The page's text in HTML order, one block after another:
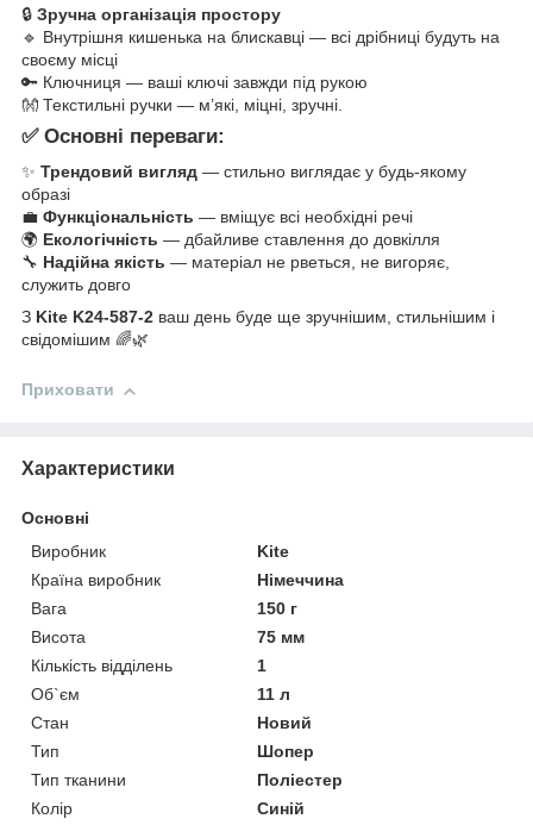
🔒 Зручна організація простору
🔹 Внутрішня кишенька на блискавці — всі дрібниці будуть на
своєму місці
🔑 Ключниця — ваші ключі завжди під рукою
👐 Текстильні ручки — м’які, міцні, зручні.
✅ Основні переваги:
✨ Трендовий вигляд — стильно виглядає у будь-якому
образі
💼 Функціональність — вміщує всі необхідні речі
🌍 Екологічність — дбайливе ставлення до довкілля
🔧 Надійна якість — матеріал не рветься, не вигоряє,
служить довго
З Kite K24-587-2 ваш день буде ще зручнішим, стильнішим і
свідомішим 🌈🌿
Приховати
Характеристики
Основні
Виробник
Kite
Країна виробник
Німеччина
Вага
150 г
Висота
75 мм
Кількість відділень
1
Об`єм
11 л
Стан
Новий
Тип
Шопер
Тип тканини
Поліестер
Колір
Синій